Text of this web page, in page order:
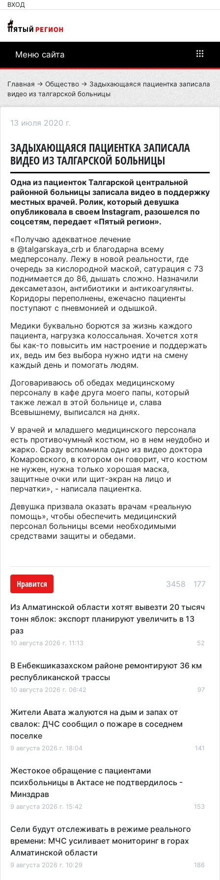
ВХОД
Меню сайта
Главная → Общество → Задыхающаяся пациентка записала
видео из талгарской больницы
13 июля 2020 г.
ЗАДЫХАЮЩАЯСЯ ПАЦИЕНТКА ЗАПИСАЛА
ВИДЕО ИЗ ТАЛГАРСКОЙ БОЛЬНИЦЫ
Одна из пациенток Талгарской центральной
районной больницы записала видео в поддержку
местных врачей. Ролик, который девушка
опубликовала в своем Instagram, разошелся по
соцсетям, передает «Пятый регион».
«Получаю адекватное лечение
в @talgarskaya_crb и благодарна всему
медперсоналу. Лежу в новой реальности, где
очередь за кислородной маской, сатурация с 73
поднимается до 86, дышать сложно. Назначили
дексаметазон, антибиотики и антикоагулянты.
Коридоры переполнены, ежечасно пациенты
поступают с пневмонией и одышкой.
Медики буквально борются за жизнь каждого
пациента, нагрузка колоссальная. Хочется хотя
бы как-то повысить им настроение и поддержать
их, ведь им без выбора нужно идти на смену
каждый день и помогать людям.
Договариваюсь об обедах медицинскому
персоналу в кафе друга моего папы, который
также лежал в этой больнице и, слава
Всевышнему, выписался на днях.
У врачей и младшего медицинского персонала
есть противочумный костюм, но в нем неудобно и
жарко. Сразу вспомнила одно из видео доктора
Комаровского, в котором он говорит, что костюм
не нужен, нужна только хорошая маска,
защитные очки или щит-экран на лицо и
перчатки», - написала пациентка.
Девушка призвала оказать врачам «реальную
помощь», чтобы обеспечить медицинский
персонал больницы всеми необходимыми
средствами защиты и обедами.
Нравится 3458 177
Из Алматинской области хотят вывезти 20 тысяч
тонн яблок: экспорт планируют увеличить в 13
раз
10 августа 2026 г. 11:13 52
В Енбекшиказахском районе ремонтируют 36 км
республиканской трассы
10 августа 2026 г. 06:42 97
Жители Авата жалуются на дым и запах от
свалок: ДЧС сообщил о пожаре в соседнем
поселке
9 августа 2026 г. 18:04 141
Жестокое обращение с пациентами
психбольницы в Актасе не подтвердилось -
Минздрав
9 августа 2026 г. 15:42 153
Сели будут отслеживать в режиме реального
времени: МЧС усиливает мониторинг в горах
Алматинской области
9 августа 2026 г. 10:29 186